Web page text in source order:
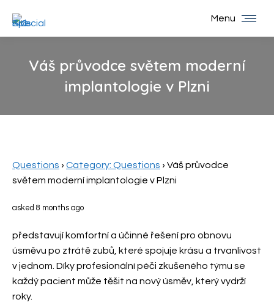
Menu
Váš průvodce světem moderní
implantologie v Plzni
Questions › Category: Questions › Váš průvodce
světem moderní implantologie v Plzni
asked 8 months ago
představují komfortní a účinné řešení pro obnovu
úsměvu po ztrátě zubů, které spojuje krásu a trvanlivost
v jednom. Díky profesionální péči zkušeného týmu se
každý pacient může těšit na nový úsměv, který vydrží
roky.